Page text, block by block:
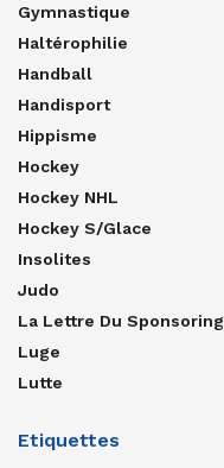
Gymnastique
Haltérophilie
Handball
Handisport
Hippisme
Hockey
Hockey NHL
Hockey S/glace
Insolites
Judo
La Lettre Du Sponsoring
Luge
Lutte
Etiquettes